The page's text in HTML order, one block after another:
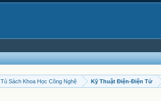
Tủ Sách Khoa Học Công Nghệ Kỹ Thuật Điện-Điện Tử